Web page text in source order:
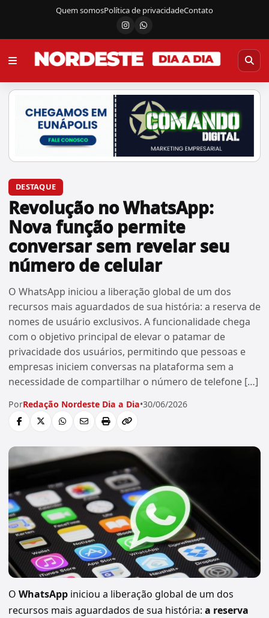
Quem somosPolítica de privacidadeContato
InstagramCanal do WhatsApp
DESTAQUE
Revolução no WhatsApp:
Nova função permite
conversar sem revelar seu
número de celular
O WhatsApp iniciou a liberação global de um dos
recursos mais aguardados de sua história: a reserva de
nomes de usuário exclusivos. A funcionalidade chega
com o objetivo principal de elevar o patamar de
privacidade dos usuários, permitindo que pessoas e
empresas iniciem conversas na plataforma sem a
necessidade de compartilhar o número de telefone […]
PorRedação Nordeste Dia a Dia•30/06/2026
O WhatsApp iniciou a liberação global de um dos
recursos mais aguardados de sua história: a reserva